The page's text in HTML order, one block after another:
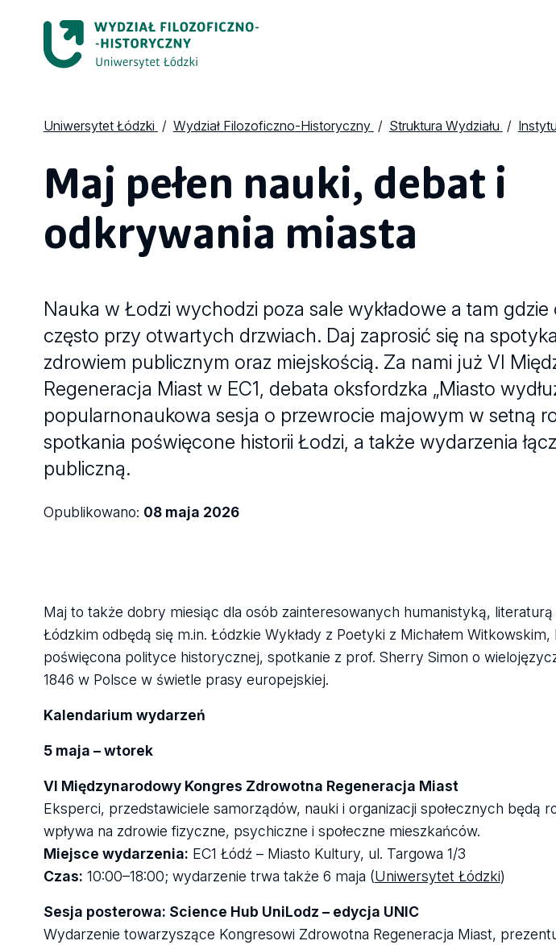
Uniwersytet Łódzki Wydział Filozoficzno-Historyczny Struktura Wydziału
Maj pełen nauki, debat i
odkrywania miasta
Nauka w Łodzi wychodzi poza sale wykładowe a tam
często przy otwartych drzwiach. Daj zaprosić się na
zdrowiem publicznym oraz miejskością. Za nami już VI
Regeneracja Miast w EC1, debata oksfordzka „Miasto
popularnonaukowa sesja o przewrocie majowym w setną
spotkania poświęcone historii Łodzi, a także wydarzenia
publiczną.
Opublikowano: 08 maja 2026
Maj to także dobry miesiąc dla osób zainteresowanych humanistyką,
Łódzkim odbędą się m.in. Łódzkie Wykłady z Poetyki z Michałem
poświęcona polityce historycznej, spotkanie z prof. Sherry Simon o
1846 w Polsce w świetle prasy europejskiej.
Kalendarium wydarzeń
5 maja – wtorek
VI Międzynarodowy Kongres Zdrowotna Regeneracja Miast
Eksperci, przedstawiciele samorządów, nauki i organizacji społecznych będą
wpływa na zdrowie fizyczne, psychiczne i społeczne mieszkańców.
Miejsce wydarzenia: EC1 Łódź – Miasto Kultury, ul. Targowa 1/3
Czas: 10:00–18:00; wydarzenie trwa także 6 maja (Uniwersytet Łódzki)
Sesja posterowa: Science Hub UniLodz – edycja UNIC
Wydarzenie towarzyszące Kongresowi Zdrowotna Regeneracja Miast,